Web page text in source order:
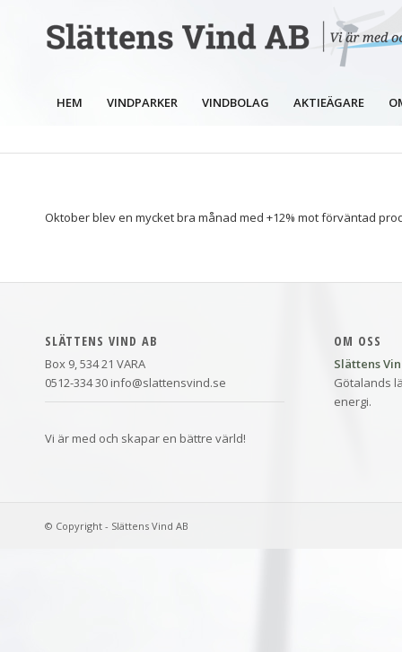
HEM VINDPARKER VINDBOLAG AKTIEÄGARE
Oktober blev en mycket bra månad med +12% mot förväntad
SLÄTTENS VIND AB
Box 9, 534 21 VARA
0512-334 30 info@slattensvind.se
Vi är med och skapar en bättre värld!
OM OSS
Slättens
Götalands
energi.
© Copyright - Slättens Vind AB